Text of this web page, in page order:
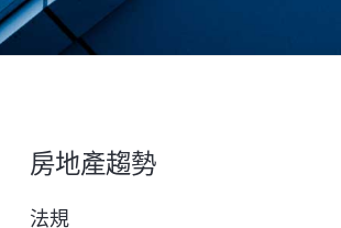
房地產趨勢
法規